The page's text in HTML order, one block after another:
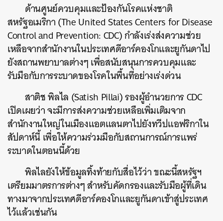
ด้านศูนย์ควบคุมและป้องกันโรคแห่งชาติ
สหรัฐอเมริกา (The United States Centers for Disease
Control and Prevention: CDC) กำลังเร่งส่งความช่วย
เหลือจากสำนักงานในประเทศดีอาร์คองโกและยูกันดาไป
ยังสถานพยาบาลต่างๆ เพื่อสนับสนุนการควบคุมและ
รับมือกับการระบาดของโรคในพื้นที่อย่างเร่งด่วน
สาติช พิลไล (Satish Pillai) รองผู้อำนวยการ CDC
เปิดเผยว่า จะมีการส่งความช่วยเหลือเพิ่มเติมจาก
สำนักงานใหญ่ในเมืองแอตแลนตาไปยังทวีปแอฟริกาใน
สัปดาห์นี้ เพื่อให้ความร่วมมือกับสถานการณ์การแพร่
ระบาดในตอนนี้ด้วย
พิลไลยังให้ข้อมูลทิ้งท้ายกับสื่อไว้ว่า ขณะนี้สหรัฐฯ
เตรียมมาตรการต่างๆ สำหรับคัดกรองและรับมือผู้ที่เดิน
ทางมาจากประเทศดีอาร์คองโกและยูกันดาเข้าสู่ประเทศ
ไว้แล้วเช่นกัน